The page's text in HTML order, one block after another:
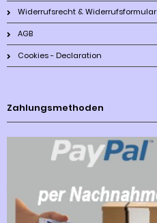
Widerrufsrecht & Widerrufsformular
AGB
Cookies - Declaration
Zahlungsmethoden